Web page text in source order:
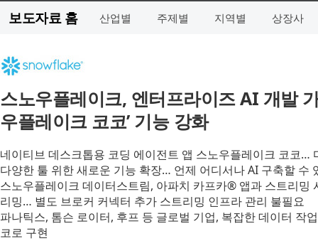
보도자료 홈 산업별 주제별 지역별 상장사
스노우플레이크, 엔터프라이즈 AI 개발
우플레이크 코코’ 기능 강화
네이티브 데스크톱용 코딩 에이전트 앱 스노우플레이크 코코…
다양한 툴 위한 새로운 기능 확장… 언제 어디서나 AI 구축할 수
스노우플레이크 데이터스트림, 아파치 카프카® 앱과 스트리밍
리밍… 별도 브로커 커넥터 추가 스트리밍 인프라 관리 불필요
파나틱스, 톰슨 로이터, 후프 등 글로벌 기업, 복잡한 데이터 작
코로 구현